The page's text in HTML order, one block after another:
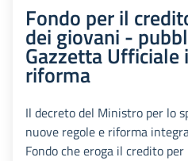
Fondo per il
dei giovani -
Gazzetta Ufficiale
riforma
Il decreto del Ministro per lo
nuove regole e riforma
Fondo che eroga il credito